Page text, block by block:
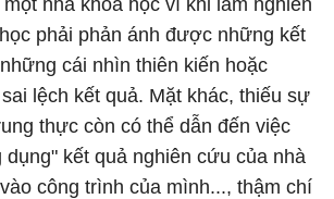
nhà khoa học vì khi làm nghiên
phải phản ánh được những kết
cái nhìn thiên kiến hoặc
lệch kết quả. Mặt khác, thiếu sự
thực còn có thể dẫn đến việc
dụng" kết quả nghiên cứu của nhà
công trình của mình..., thậm chí